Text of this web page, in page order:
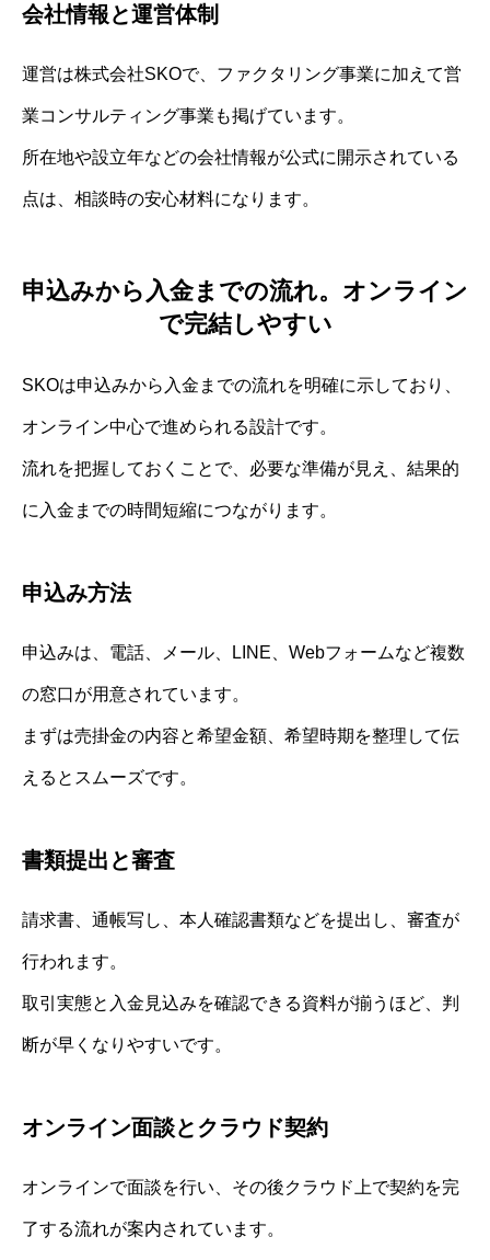
会社情報と運営体制
運営は株式会社SKOで、ファクタリング事業に加えて営
業コンサルティング事業も掲げています。
所在地や設立年などの会社情報が公式に開示されている
点は、相談時の安心材料になります。
申込みから入金までの流れ。オンライン
で完結しやすい
SKOは申込みから入金までの流れを明確に示しており、
オンライン中心で進められる設計です。
流れを把握しておくことで、必要な準備が見え、結果的
に入金までの時間短縮につながります。
申込み方法
申込みは、電話、メール、LINE、Webフォームなど複数
の窓口が用意されています。
まずは売掛金の内容と希望金額、希望時期を整理して伝
えるとスムーズです。
書類提出と審査
請求書、通帳写し、本人確認書類などを提出し、審査が
行われます。
取引実態と入金見込みを確認できる資料が揃うほど、判
断が早くなりやすいです。
オンライン面談とクラウド契約
オンラインで面談を行い、その後クラウド上で契約を完
了する流れが案内されています。